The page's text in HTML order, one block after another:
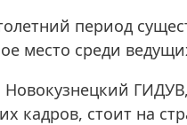
период
место среди
Новокузнецкий
кадров, стоит на